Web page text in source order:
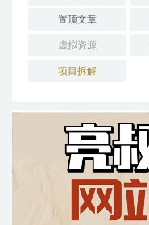
置顶文章
虚拟资源
项目拆解